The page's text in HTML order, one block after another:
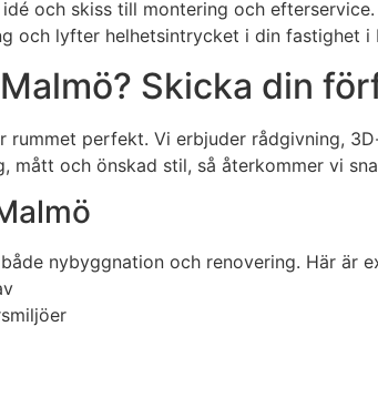
och skiss till montering och
och lyfter helhetsintrycket i din fastighet i
Skicka din
perfekt. Vi erbjuder rådgivning,
och önskad stil, så återkommer vi
nybyggnation och renovering. Här är